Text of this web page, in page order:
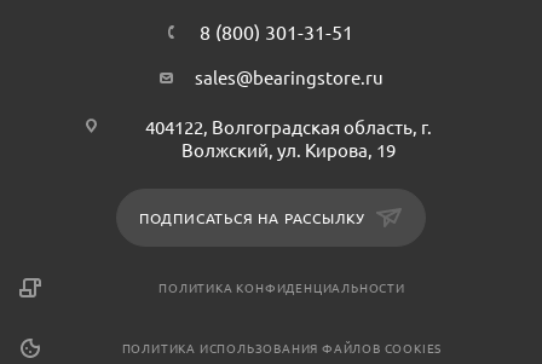
8 (800) 301-31-51
sales@bearingstore.ru
404122, Волгоградская область, г.
Волжский, ул. Кирова, 19
ПОДПИСАТЬСЯ НА РАССЫЛКУ
ПОЛИТИКА КОНФИДЕНЦИАЛЬНОСТИ
ПОЛИТИКА ИСПОЛЬЗОВАНИЯ ФАЙЛОВ COOKIES